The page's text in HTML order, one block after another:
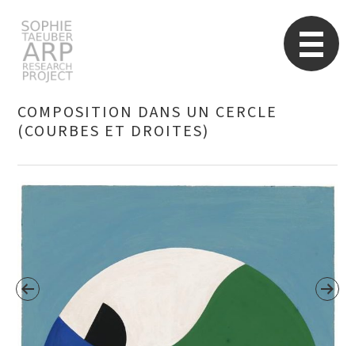
nach:
COMPOSITION DANS UN CERCLE
(COURBES ET DROITES)